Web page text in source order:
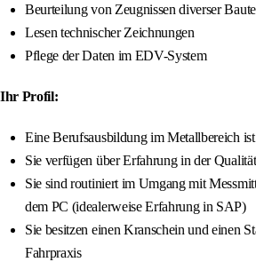
Beurteilung von Zeugnissen diverser
Lesen technischer Zeichnungen
Pflege der Daten im EDV-System
Ihr Profil:
Eine Berufsausbildung im Metallbereich
Sie verfügen über Erfahrung in der
Sie sind routiniert im Umgang mit
dem PC (idealerweise Erfahrung in SAP)
Sie besitzen einen Kranschein und einen
Fahrpraxis